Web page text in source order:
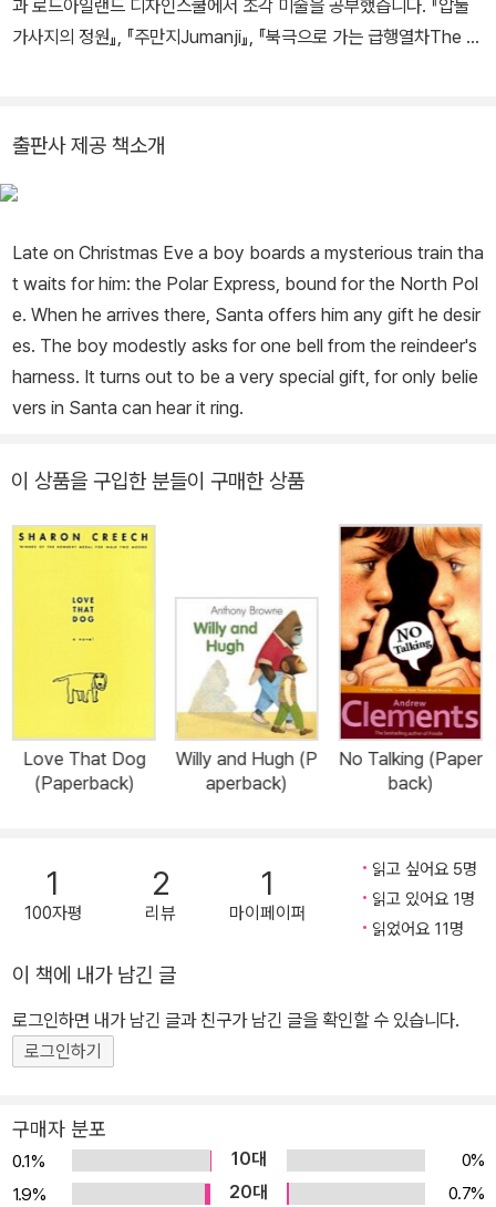
과 로드아일랜드 디자인스쿨에서 조각 미술을 공부했습니다. 『압둘
가사지의 정원』, 『주만지Jumanji』, 『북극으로 가는 급행열차The P
간된 작품으로는 『세상에서 가장 맛있는 무화과』, 『장난꾸러기 개미
두 마리』, 『해리스 버딕의 미스터리』, 『이건 꿈일 뿐이야』 등이 있습
출판사 제공 책소개
Late on Christmas Eve a boy boards a mysterious train tha
t waits for him: the Polar Express, bound for the North Pol
e. When he arrives there, Santa offers him any gift he desir
es. The boy modestly asks for one bell from the reindeer's
harness. It turns out to be a very special gift, for only belie
vers in Santa can hear it ring.
이 상품을 구입한 분들이 구매한 상품
Love That Dog
(Paperback)
Willy and Hugh (P
aperback)
No Talking (Paper
back)
1
100자평
2
리뷰
1
마이페이퍼
읽고 싶어요 5명
읽고 있어요 1명
읽었어요 11명
이 책에 내가 남긴 글
로그인하면 내가 남긴 글과 친구가 남긴 글을 확인할 수 있습니다.
로그인하기
구매자 분포
0.1% 10대
0%
1.9%
20대
0.7%